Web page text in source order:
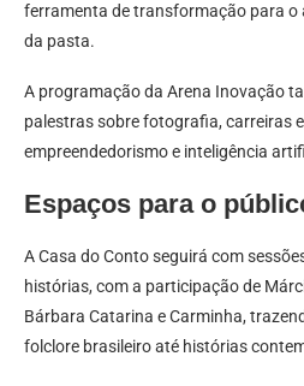
ferramenta de transformação para o
da pasta.
A programação da Arena Inovação
palestras sobre fotografia, carreiras
empreendedorismo e inteligência
Espaços para o
A Casa do Conto seguirá com
histórias, com a participação de
Bárbara Catarina e Carminha,
folclore brasileiro até histórias